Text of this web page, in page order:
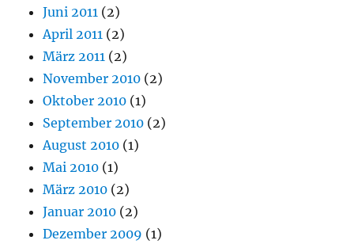
Juni 2011 (2)
April 2011 (2)
März 2011 (2)
November 2010 (2)
Oktober 2010 (1)
September 2010 (2)
August 2010 (1)
Mai 2010 (1)
März 2010 (2)
Januar 2010 (2)
Dezember 2009 (1)